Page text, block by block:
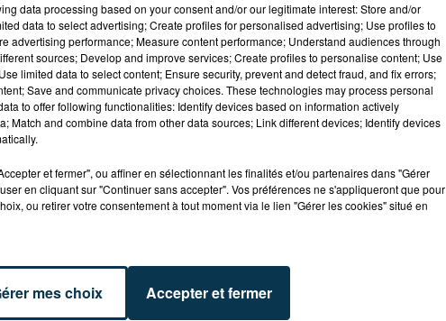
data processing based on your consent and/or our legitimate interest: Store and/or
data to select advertising; Create profiles for personalised advertising; Use profiles to
advertising performance; Measure content performance; Understand audiences through
sources; Develop and improve services; Create profiles to personalise content; Use
limited data to select content; Ensure security, prevent and detect fraud, and fix errors;
Save and communicate privacy choices. These technologies may process personal
to offer following functionalities: Identify devices based on information actively
Match and combine data from other data sources; Link different devices; Identify devices
et fermer", ou affiner en sélectionnant les finalités et/ou partenaires dans "Gérer
en cliquant sur "Continuer sans accepter". Vos préférences ne s'appliqueront que pour
ou retirer votre consentement à tout moment via le lien "Gérer les cookies" situé en
mes choix Accepter et fermer